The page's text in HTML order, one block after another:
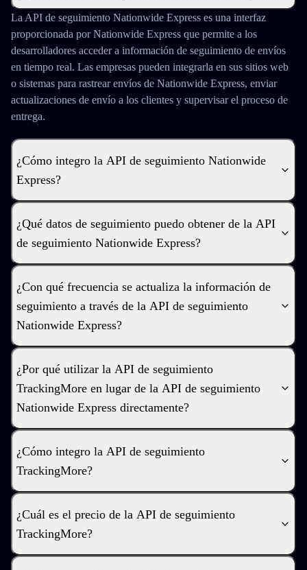
La API de seguimiento Nationwide Express es una interfaz
proporcionada por Nationwide Express que permite a los
desarrolladores acceder a información de seguimiento de envíos
en tiempo real. Las empresas pueden integrarla en sus sitios web
o sistemas para rastrear envíos de Nationwide Express, enviar
actualizaciones de envío a los clientes y supervisar el proceso de
entrega.
¿Cómo integro la API de seguimiento Nationwide
Express?
¿Qué datos de seguimiento puedo obtener de la API
de seguimiento Nationwide Express?
¿Con qué frecuencia se actualiza la información de
seguimiento a través de la API de seguimiento
Nationwide Express?
¿Por qué utilizar la API de seguimiento
TrackingMore en lugar de la API de seguimiento
Nationwide Express directamente?
¿Cómo integro la API de seguimiento
TrackingMore?
¿Cuál es el precio de la API de seguimiento
TrackingMore?